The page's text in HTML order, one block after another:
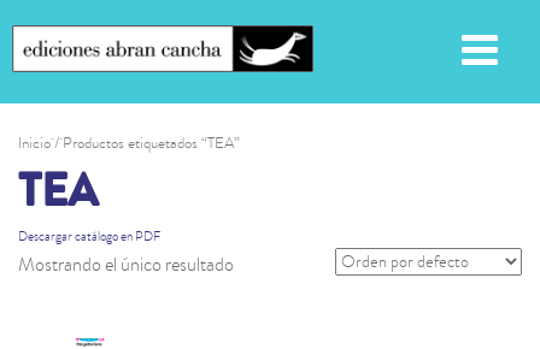
Inicio/ Productos etiquetados “TEA”
TEA
Descargar catálogo en PDF
Mostrando el único resultado